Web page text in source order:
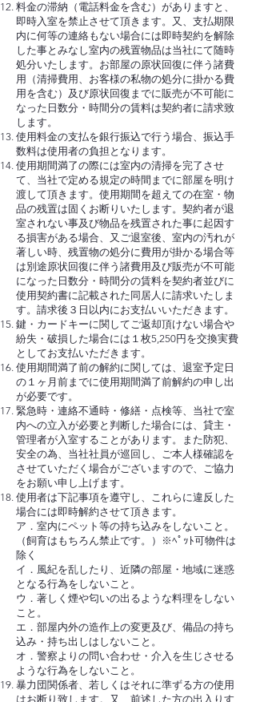
料金の滞納（電話料金を含む）がありますと、
即時入室を禁止させて頂きます。又、支払期限
内に何等の連絡もない場合には即時契約を解除
した事とみなし室内の残置物品は当社にて随時
処分いたします。お部屋の原状回復に伴う諸費
用（清掃費用、お客様の私物の処分に掛かる費
用を含む）及び原状回復までに販売が不可能に
なった日数分・時間分の賃料は契約者に請求致
します。
使用料金の支払を銀行振込で行う場合、振込手
数料は使用者の負担となります。
使用期間満了の際には室内の清掃を完了させ
て、当社で定める規定の時間までに部屋を明け
渡して頂きます。使用期間を超えての在室・物
品の残置は固くお断りいたします。契約者が退
室されない事及び物品を残置された事に起因す
る損害がある場合、又ご退室後、室内の汚れが
著しい時、残置物の処分に費用が掛かる場合等
は別途原状回復に伴う諸費用及び販売が不可能
になった日数分・時間分の賃料を契約者並びに
使用契約書に記載された同居人に請求いたしま
す。請求後３日以内にお支払いいただきます。
鍵・カードキーに関してご返却頂けない場合や
紛失・破損した場合には１枚5,250円を交換実費
としてお支払いただきます。
使用期間満了前の解約に関しては、退室予定日
の１ヶ月前までに使用期間満了前解約の申し出
が必要です。
緊急時・連絡不通時・修繕・点検等、当社で室
内への立入が必要と判断した場合には、貸主・
管理者が入室することがあります。また防犯、
安全の為、当社社員が巡回し、ご本人様確認を
させていただく場合がございますので、ご協力
をお願い申し上げます。
使用者は下記事項を遵守し、これらに違反した
場合には即時解約させて頂きます。
ア．室内にペット等の持ち込みをしないこと。
（飼育はもちろん禁止です。）※ﾍﾟｯﾄ可物件は
除く
イ．風紀を乱したり、近隣の部屋・地域に迷惑
となる行為をしないこと。
ウ．著しく煙や匂いの出るような料理をしない
こと。
エ．部屋内外の造作上の変更及び、備品の持ち
込み・持ち出しはしないこと。
オ．警察よりの問い合わせ・介入を生じさせる
ような行為をしないこと。
暴力団関係者、若しくはそれに準ずる方の使用
はお断り致します。又、前述した方の出入りす